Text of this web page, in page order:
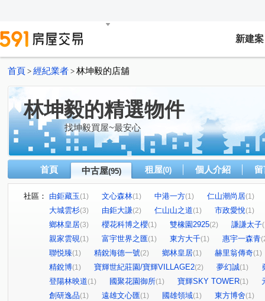
新建案
首頁 > 經紀業者 > 林坤毅的店舖
林坤毅的精選物件
找坤毅買屋~最安心
首頁 中古屋(95) 租屋(0) 個人介紹
社區： 由鉅藏玉(1) 文心森林(1) 中港一方(1) 仁山潮尚居(1)
大城雲杉(3) 由鉅大謙(2) 仁山山之道(1) 市政愛悅(1)
鄉林皇居(3) 櫻花科博之櫻(1) 雙橡園2925(2) 謙謙太子
親家雲硯(1) 富宇世界之匯(1) 東方大千(1) 惠宇一森青
聯悦臻(1) 精銳海德一號(2) 鄉林皇居(1) 赫里翁傳奇(1)
精銳博(1) 寶輝世紀莊園/寶輝VILLAGE2(2) 夢幻誠(1)
登陽林映道(1) 國聚花園御所(1) 寶輝SKY TOWER(1)
創研逸品(1) 遠雄文心匯(1) 國雄領域(1) 東方博舍(1)